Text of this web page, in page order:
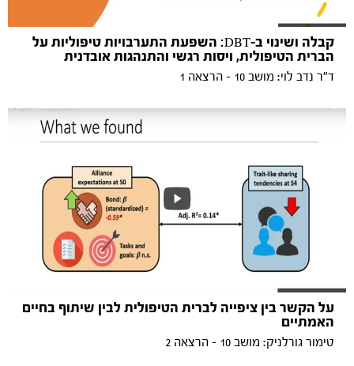
קבלה ושינוי ב-DBT: השפעת התערבויות טיפוליות על
הברית הטיפולית, ויסות רגשי והתנהגות אובדנית
ד"ר נדב לוי: מושב 10 - הרצאה 1
על הקשר בין ציפייה לברית הטיפולית לבין שיתוף בחיים
האמתיים
טימור גורלניק: מושב 10 - הרצאה 2